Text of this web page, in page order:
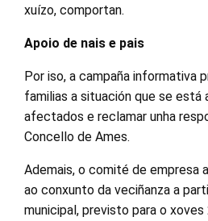
xuízo, comportan.
Apoio de nais e pais
Por iso, a campaña informativa
familias a situación que se está
afectados e reclamar unha
Concello de Ames.
Ademais, o comité de empresa
ao conxunto da veciñanza a
municipal, previsto para o